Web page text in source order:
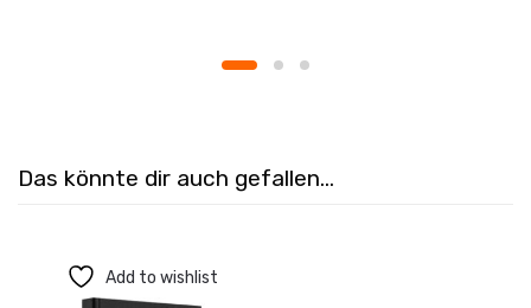
Das könnte dir auch gefallen…
Add to wishlist